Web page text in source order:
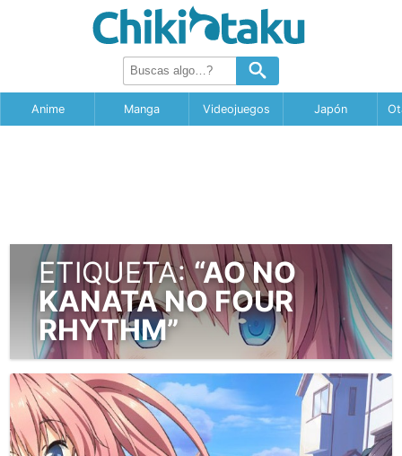
Anime Manga Videojuegos Japón
ETIQUETA:“AO NO
KANATA NO FOUR
RHYTHM”